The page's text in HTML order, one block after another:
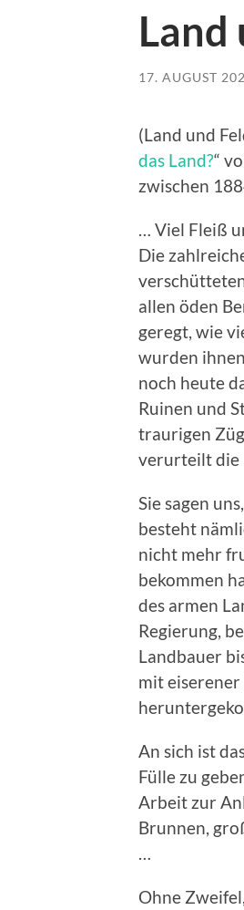
Land
17. AUGUST
(Land und
das Land?“
zwischen
… Viel Fleiß
Die
allen öden
geregt, wie
wurden
noch heute
Ruinen und
traurigen
verurteilt die
Sie sagen
besteht
nicht mehr
bekommen
des armen
Regierung,
Landbauer
mit eiserener
An sich ist
Fülle zu
Arbeit zur
Brunnen,
Ohne